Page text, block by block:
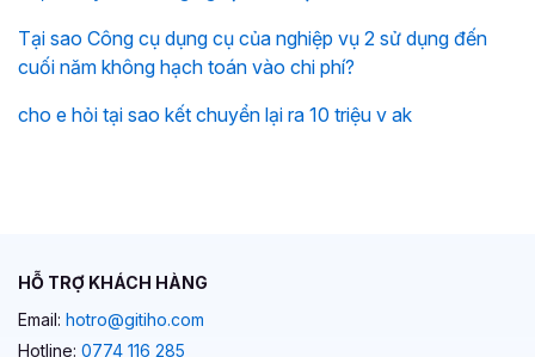
Tại sao Công cụ dụng cụ của nghiệp vụ 2 sử dụng đến
cuối năm không hạch toán vào chi phí?
cho e hỏi tại sao kết chuyển lại ra 10 triệu v ak
HỖ TRỢ KHÁCH HÀNG
Email: hotro@gitiho.com
Hotline: 0774 116 285